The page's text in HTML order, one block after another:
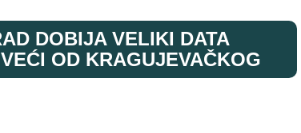
DOBIJA VELIKI DATA
OD KRAGUJEVAČKOG